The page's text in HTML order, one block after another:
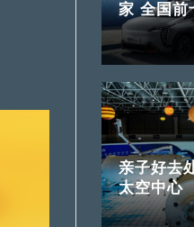
家 全国前
亲子好去
太空中心